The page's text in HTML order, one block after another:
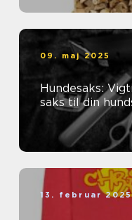
09. maj 2025
Hundesaks:
saks til din
13. februar 2025